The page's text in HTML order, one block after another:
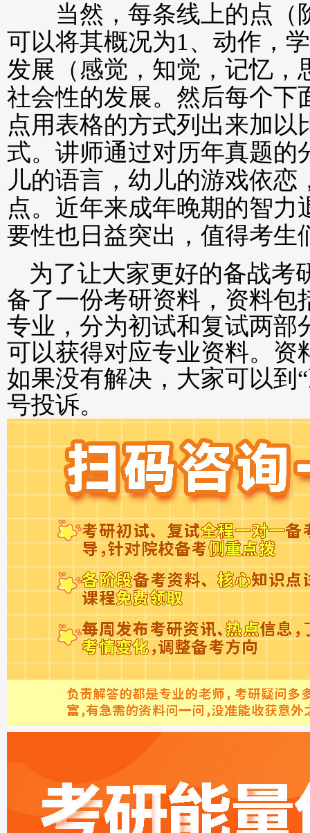
当然，每条线上的点（
可以将其概况为1、动作，
发展（感觉，知觉，记忆，
社会性的发展。然后每个下
点用表格的方式列出来加
式。讲师通过对历年真题的
儿的语言，幼儿的游戏依
点。近年来成年晚期的智
要性也日益突出，值得考生
为了让大家更好的备战考
备了一份考研资料，资料包
专业，分为初试和复试两部
可以获得对应专业资料。资
如果没有解决，大家可以到
号投诉。